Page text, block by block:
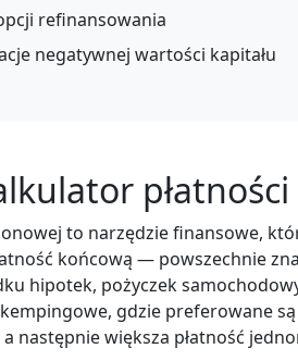
refinansowania
negatywnej wartości kapitału
to narzędzie finansowe,
końcową — powszechnie
hipotek, pożyczek
gdzie preferowane
następnie większa płatność